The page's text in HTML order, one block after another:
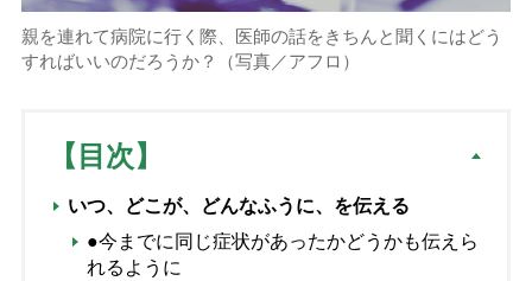
親を連れて病院に行く際、医師の話をきちんと聞くにはどう
すればいいのだろうか？（写真／アフロ）
【目次】
いつ、どこが、どんなふうに、を伝える
●今までに同じ症状があったかどうかも伝えら
れるように